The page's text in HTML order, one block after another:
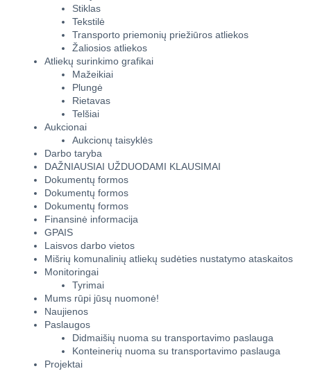
Stiklas
Tekstilė
Transporto priemonių priežiūros atliekos
Žaliosios atliekos
Atliekų surinkimo grafikai
Mažeikiai
Plungė
Rietavas
Telšiai
Aukcionai
Aukcionų taisyklės
Darbo taryba
DAŽNIAUSIAI UŽDUODAMI KLAUSIMAI
Dokumentų formos
Dokumentų formos
Dokumentų formos
Finansinė informacija
GPAIS
Laisvos darbo vietos
Mišrių komunalinių atliekų sudėties nustatymo ataskaitos
Monitoringai
Tyrimai
Mums rūpi jūsų nuomonė!
Naujienos
Paslaugos
Didmaišių nuoma su transportavimo paslauga
Konteinerių nuoma su transportavimo paslauga
Projektai